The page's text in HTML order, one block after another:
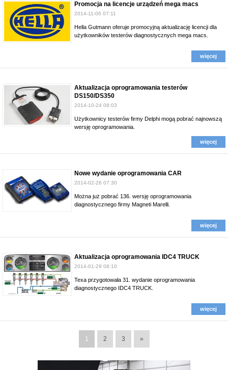
Promocja na licencje urządzeń mega macs
2014-11-06 07:11
Hella Gutmann oferuje promocyjną aktualizację licencji dla
użytkowników testerów diagnostycznych mega macs.
więcej
Aktualizacja oprogramowania testerów
DS150/DS350
2014-10-24 08:03
Użytkownicy testerów firmy Delphi mogą pobrać najnowszą
wersję oprogramowania.
więcej
Nowe wydanie oprogramowania CAR
2014-02-26 07:30
Można już pobrać 136. wersję oprogramowania
diagnostycznego firmy Magneti Marelli.
więcej
Aktualizacja oprogramowania IDC4 TRUCK
2014-01-29 08:10
Texa przygotowała 31. wydanie oprogramowania
diagnostycznego IDC4 TRUCK.
więcej
1 2 3 »